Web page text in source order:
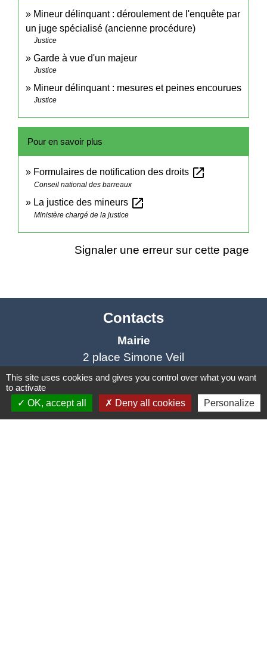
Mineur délinquant : déroulement de l'enquête par
un juge spécialisé (ancienne procédure)
Justice
Garde à vue d'un majeur
Justice
Mineur délinquant : mesures et peines encourues
Justice
Pour en savoir plus
Formulaires de notification des droits open_in_new
Conseil national des barreaux
La justice des mineurs open_in_new
Ministère chargé de la justice
Signaler une erreur sur cette page
Contacts
Mairie
2 place Simone Veil
81500 Saint-Lieux-lès-Lavaur - FRANCE
Horaires et jours de permanence du
This site uses cookies and gives you control over what you want
to activate
OK, accept all
Deny all cookies Personalize